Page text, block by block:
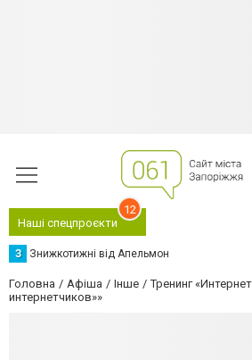
Наші спецпроєкти
12
З Знижкотижні від Апельмон
Головна Афіша Інше
Тренинг
интернетчиков»»